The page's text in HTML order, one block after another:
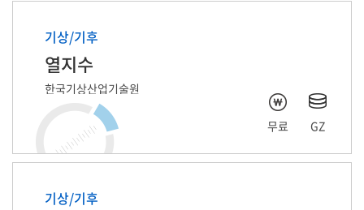
기상/기후
열지수
한국기상산업기술원
무료 GZ
기상/기후